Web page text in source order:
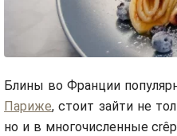
Блины во Франции
Париже, стоит зайти не
но и в многочисленные